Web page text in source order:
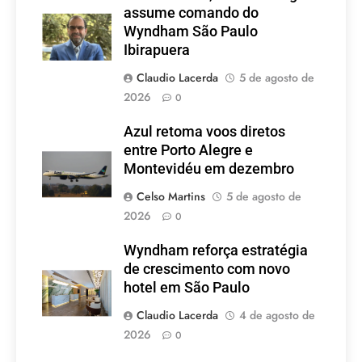
assume comando do
Wyndham São Paulo
Ibirapuera
Claudio Lacerda
5 de agosto de
2026
0
Azul retoma voos diretos
entre Porto Alegre e
Montevidéu em dezembro
Celso Martins
5 de agosto de
2026
0
Wyndham reforça estratégia
de crescimento com novo
hotel em São Paulo
Claudio Lacerda
4 de agosto de
2026
0